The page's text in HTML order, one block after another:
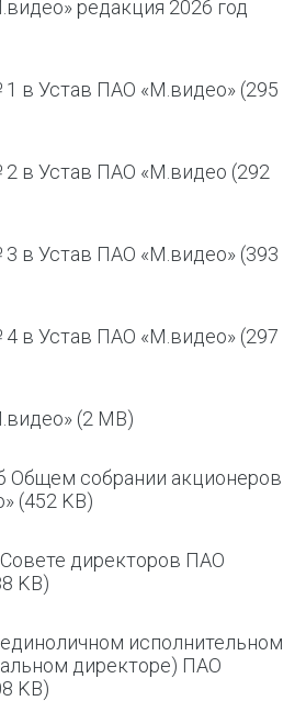
редакция 2026 год
в Устав ПАО «М.видео» (295
в Устав ПАО «М.видео (292
в Устав ПАО «М.видео» (393
в Устав ПАО «М.видео» (297
(2 MB)
Общем собрании акционеров
(452 KB)
директоров ПАО
KB)
исполнительном
директоре) ПАО
KB)